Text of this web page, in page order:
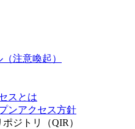
注意喚起）
スとは
ンアクセス方針
ジトリ（QIR）